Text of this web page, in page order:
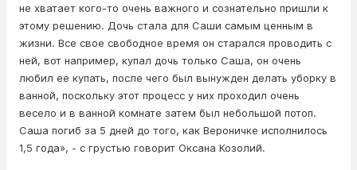
не хватает кого-то очень важного и сознательно пришли к
этому решению. Дочь стала для Саши самым ценным в
жизни. Все свое свободное время он старался проводить с
ней, вот например, купал дочь только Саша, он очень
любил ее купать, после чего был вынужден делать уборку в
ванной, поскольку этот процесс у них проходил очень
весело и в ванной комнате затем был небольшой потоп.
Саша погиб за 5 дней до того, как Вероничке исполнилось
1,5 года», - с грустью говорит Оксана Козолий.